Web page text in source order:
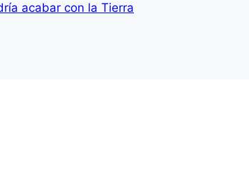
acabar con la Tierra